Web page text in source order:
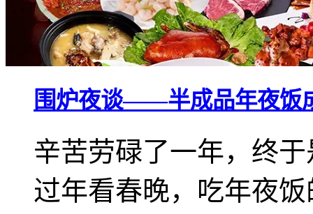
围炉夜谈——半成品年夜饭
辛苦劳碌了一年，终
过年看春晚，吃年夜